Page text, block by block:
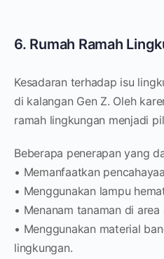
6. Rumah Ramah
Kesadaran terhadap isu
di kalangan Gen Z. Oleh
ramah lingkungan menjadi
Beberapa penerapan yang
• Memanfaatkan
• Menggunakan lampu
• Menanam tanaman di area
• Menggunakan material
lingkungan.